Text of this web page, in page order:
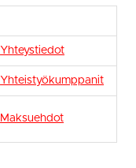
Yhteystiedot
Yhteistyökumppanit
Maksuehdot